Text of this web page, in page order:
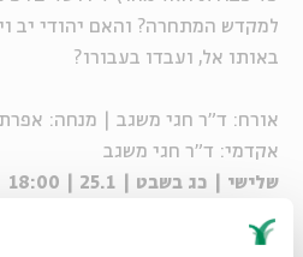
למקדש המתחרה? והאם יהודי יב
באותו אל, ועבדו בעבורו?
אורח: ד"ר חגי משגב | מנחה: אפרת
אקדמי: ד"ר חגי משגב
שלישי | כג בשבט | 25.1 | 18:00
בית אבי חי מזמין אתכם למסע
החשובים והמרתקים שנתגלו